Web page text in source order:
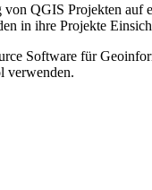
QGIS Projekten auf
in ihre Projekte
Software für
verwenden.